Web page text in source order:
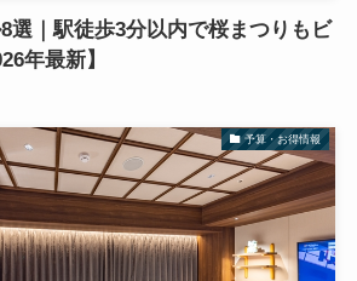
選｜駅徒歩3分以内で桜まつりもビ
年最新】
予算・お得情報